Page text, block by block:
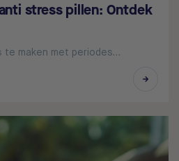
stress pillen: Ontdek
te maken met periodes…